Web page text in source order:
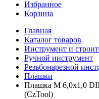
Избранное
Корзина
Главная
Каталог товаров
Инструмент и
Ручной инструмент
Резьбонарезной
Плашки
Плашка М 6,0х1,0
(CzTool)